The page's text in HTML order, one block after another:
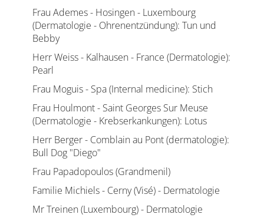
Frau Ademes - Hosingen - Luxembourg
(Dermatologie - Ohrenentzündung): Tun und
Bebby
Herr Weiss - Kalhausen - France (Dermatologie):
Pearl
Frau Moguis - Spa (Internal medicine): Stich
Frau Houlmont - Saint Georges Sur Meuse
(Dermatologie - Krebserkankungen): Lotus
Herr Berger - Comblain au Pont (dermatologie):
Bull Dog "Diego"
Frau Papadopoulos (Grandmenil)
Familie Michiels - Cerny (Visé) - Dermatologie
Mr Treinen (Luxembourg) - Dermatologie